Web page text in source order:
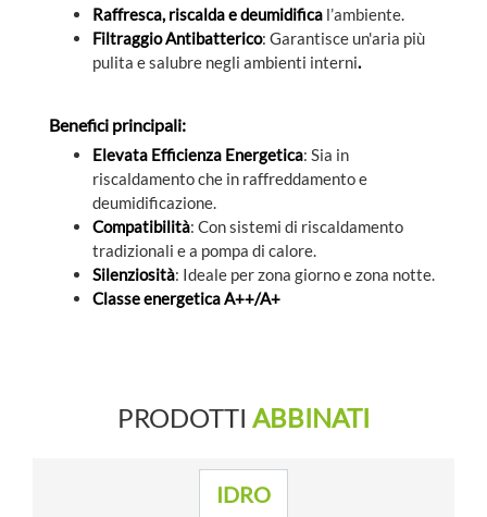
Raffresca, riscalda e deumidifica l’ambiente.
Filtraggio Antibatterico: Garantisce un'aria più
pulita e salubre negli ambienti interni.
Benefici principali:
Elevata Efficienza Energetica: Sia in
riscaldamento che in raffreddamento e
deumidificazione.
Compatibilità: Con sistemi di riscaldamento
tradizionali e a pompa di calore.
Silenziosità: Ideale per zona giorno e zona notte.
Classe energetica A++/A+
PRODOTTI ABBINATI
IDRO